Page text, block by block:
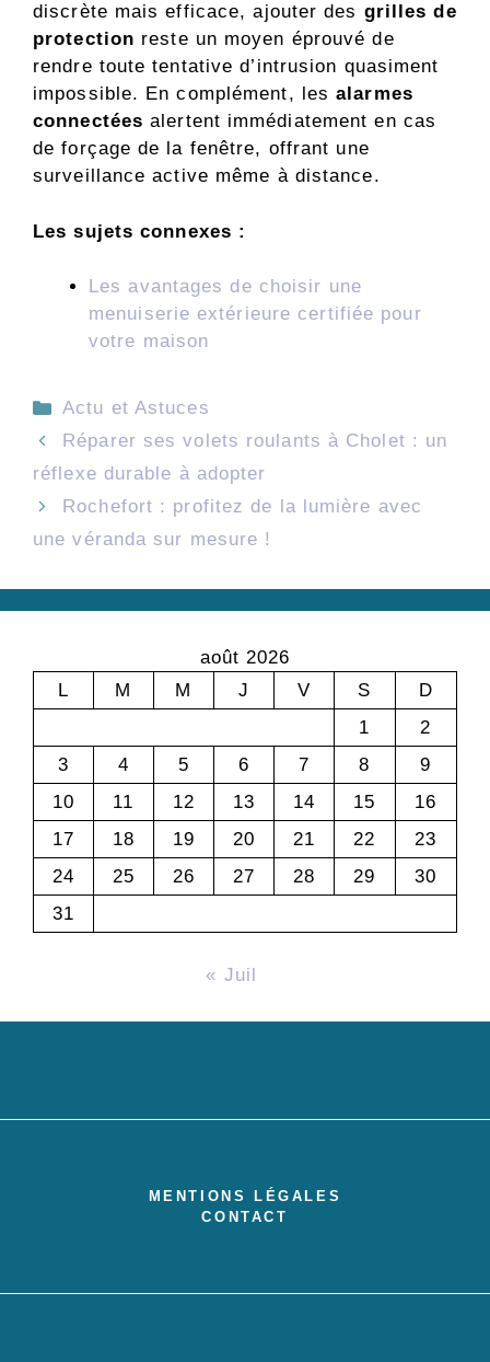
discrète mais efficace, ajouter des grilles de
protection reste un moyen éprouvé de
rendre toute tentative d’intrusion quasiment
impossible. En complément, lesalarmes
connectées alertent immédiatement en cas
de forçage de la fenêtre, offrant une
surveillance active même à distance.
Les sujets connexes :
Les avantages de choisir une
menuiserie extérieure certifiée pour
votre maison
Catégories
Actu et Astuces
Réparer ses volets roulants à Cholet : un
réflexe durable à adopter
Rochefort : profitez de la lumière avec
une véranda sur mesure !
août 2026
L
M M J V S
D
1
2
3
4 5 6 7 8
9
10
11 12 13 14 15
16
17
18 19 20 21 22
23
24
25 26 27 28 29
30
31
« Juil
MENTIONS LÉGALES
CONTACT